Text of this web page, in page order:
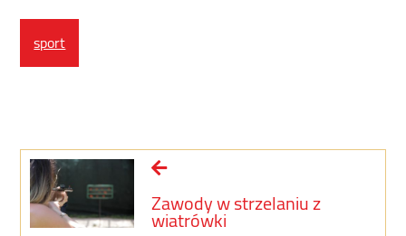
sport
Zawody w strzelaniu z
wiatrówki